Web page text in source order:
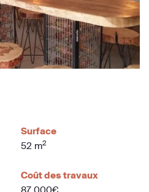
Surface
52 m2
Coût des travaux
87 000€